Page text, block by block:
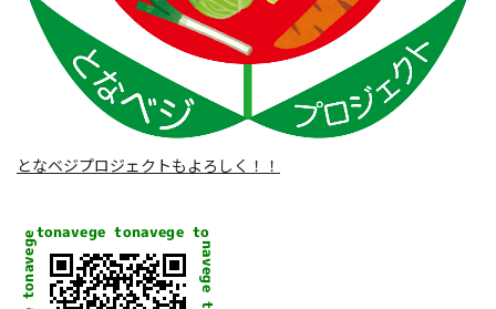
となベジプロジェクトもよろしく！！